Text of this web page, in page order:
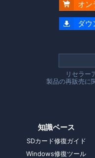
 オン
 ダウ
リセラー
製品の再販売に
知識ベース
SDカード修復ガイド
Windows修復ツール